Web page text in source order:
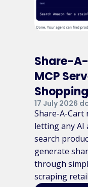
Share-
MCP
17 July 2026
Share-A-Cart
letting any AI
search
generate
through
scraping